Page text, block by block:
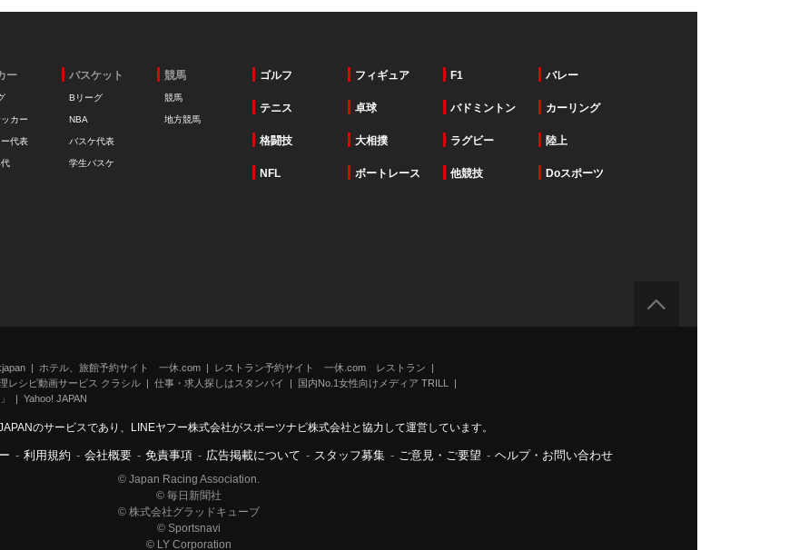
ー
カー
代表
バスケット
Bリーグ
NBA
バスケ代表
学生バスケ
競馬
競馬
地方競馬
ゴルフ フィギュア F1 バレー
テニス 卓球 バドミントン カーリング
格闘技 大相撲 ラグビー 陸上
NFL ボートレース 他競技 Doスポーツ
ホテル、旅館予約サイト 一休.com
レストラン予約サイト 一休.com レストラン
レシピ動画サービス クラシル 仕事・求人探しはスタンバイ
国内No.1女性向けメディア TRILL
Yahoo! JAPAN
のサービスであり、LINEヤフー株式会社がスポーツナビ株式会社と協力して運営しています。
- 利用規約 - 会社概要 - 免責事項 - 広告掲載について - スタッフ募集 - ご意見・ご要望 - ヘルプ・お問い合わせ
© Japan Racing Association.
© 毎日新聞社
© 株式会社グラッドキューブ
© Sportsnavi
© LY Corporation